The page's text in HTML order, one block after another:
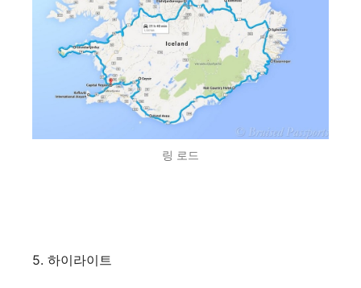
링 로드
5. 하이라이트